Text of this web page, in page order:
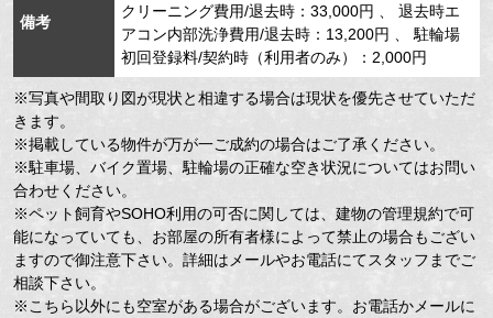
備考
クリーニング費用/退去時：33,000円 、 退去時エ
アコン内部洗浄費用/退去時：13,200円 、 駐輪場
初回登録料/契約時（利用者のみ）：2,000円
※写真や間取り図が現状と相違する場合は現状を優先させていただ
きます。
※掲載している物件が万が一ご成約の場合はご了承ください。
※駐車場、バイク置場、駐輪場の正確な空き状況についてはお問い
合わせください。
※ペット飼育やSOHO利用の可否に関しては、建物の管理規約で可
能になっていても、お部屋の所有者様によって禁止の場合もござい
ますので御注意下さい。詳細はメールやお電話にてスタッフまでご
相談下さい。
※こちら以外にも空室がある場合がございます。お電話かメールに